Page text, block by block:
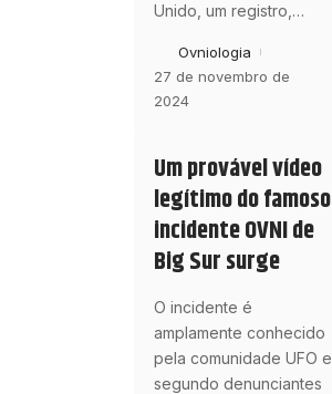
Unido, um registro,…
Ovniologia
27 de novembro de
2024
Um provável vídeo
legítimo do famoso
incidente OVNI de
Big Sur surge
O incidente é
amplamente conhecido
pela comunidade UFO e,
segundo denunciantes